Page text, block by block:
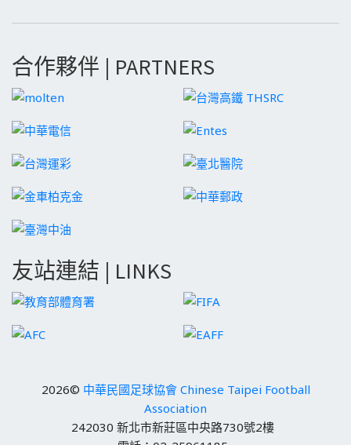
合作夥伴 | PARTNERS
友站連結 | LINKS
2026© 中華民國足球協會 Chinese Taipei Football
Association
242030 新北市新莊區中央路730號2樓